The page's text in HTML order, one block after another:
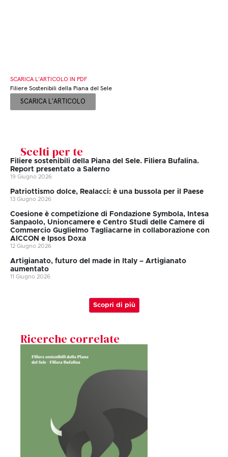
SCARICA L’ARTICOLO IN PDF
Filiere Sostenibili della Piana del Sele
SCARICA L'ARTICOLO
Scelti per te
Filiere sostenibili della Piana del Sele. Filiera Bufalina.
Report presentato a Salerno
19 Giugno 2026
Patriottismo dolce, Realacci: è una bussola per il Paese
13 Giugno 2026
Coesione è competizione di Fondazione Symbola, Intesa
Sanpaolo, Unioncamere e Centro Studi delle Camere di
Commercio Guglielmo Tagliacarne in collaborazione con
AICCON e Ipsos Doxa
12 Giugno 2026
Artigianato, futuro del made in Italy – Artigianato
aumentato
11 Giugno 2026
Scopri di più
Ricerche correlate